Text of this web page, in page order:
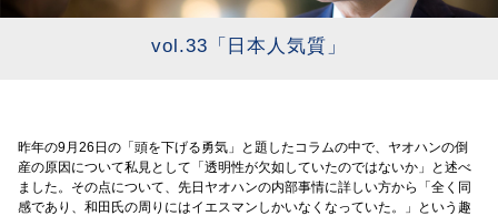
vol.33「日本人気質」
昨年の9月26日の「頭を下げる勇気」と題したコラムの中で、ヤオハンの倒
産の原因について私見として「透明性が欠如していたのではないか」と述べ
ました。その点について、先日ヤオハンの内部事情に詳しい方から「全く同
感であり、和田氏の周りにはイエスマンしかいなくなっていた。」という趣